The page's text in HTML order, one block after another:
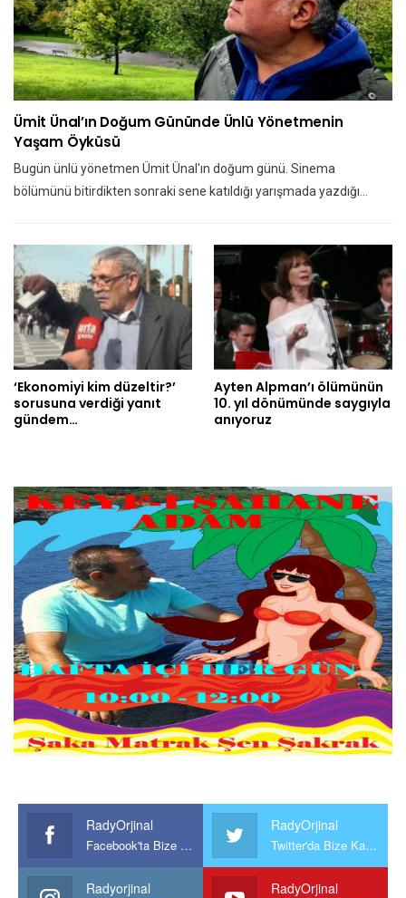
Ümit Ünal’ın Doğum Gününde Ünlü Yönetmenin
Yaşam Öyküsü
Bugün ünlü yönetmen Ümit Ünal'ın doğum günü. Sinema
bölümünü bitirdikten sonraki sene katıldığı yarışmada yazdığı…
‘Ekonomiyi kim düzeltir?’
sorusuna verdiği yanıt
gündem…
Ayten Alpman’ı ölümünün
10. yıl dönümünde saygıyla
anıyoruz
RadyOrjinal
Facebook'ta Bize Katılın
RadyOrjinal
Twitter'da Bize Katılın
Radyorjinal RadyOrjinal